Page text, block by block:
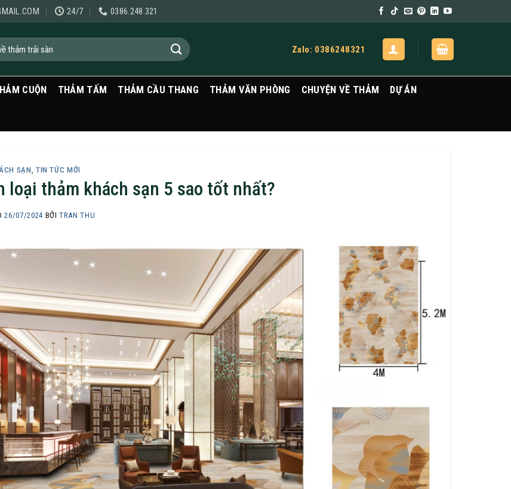
24/7 0386.248.321
Zalo: 0386248321
CUỘN THẢM TẤM THẢM CẦU THANG THẢM VĂN PHÒNG CHUYỆN VỀ THẢM DỰ ÁN
SẠN TIN TỨC MỚI
loại thảm khách sạn 5 sao tốt nhất?
26/07/2024 BỞITRAN THU